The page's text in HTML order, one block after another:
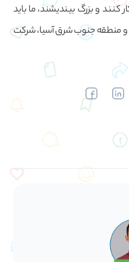
و بزرگ بیندیشند، ما باید
و منطقه جنوب شرق آسیا، شرکت